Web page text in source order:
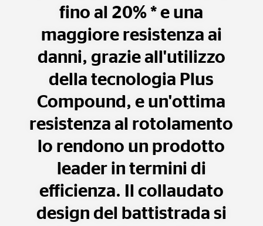
fino al 20% * e una
maggiore resistenza ai
danni, grazie all'utilizzo
della tecnologia Plus
Compound, e un'ottima
resistenza al rotolamento
lo rendono un prodotto
leader in termini di
efficienza. Il collaudato
design del battistrada si